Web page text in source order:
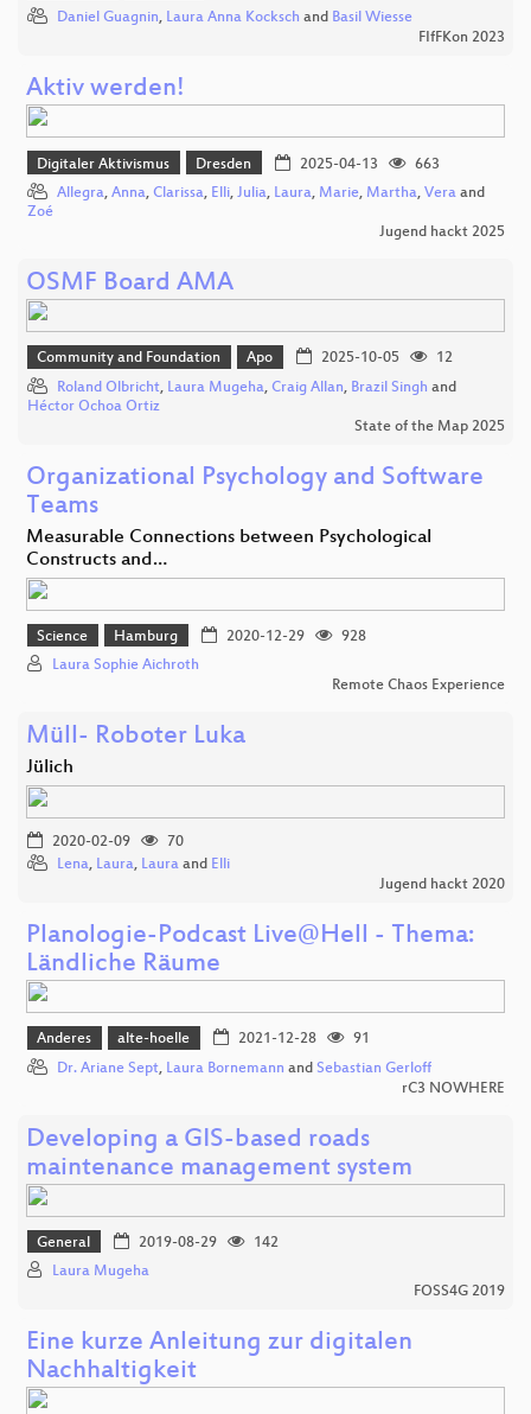
Daniel Guagnin, Laura Anna Kocksch and Basil Wiesse
FIfFKon 2023
Aktiv werden!
Digitaler Aktivismus Dresden 2025-04-13
663
Allegra, Anna, Clarissa, Elli, Julia, Laura, Marie, Martha, Vera and
Zoé
Jugend hackt 2025
OSMF Board AMA
Community and Foundation Apo 2025-10-05
12
Roland Olbricht, Laura Mugeha, Craig Allan, Brazil Singh and
Héctor Ochoa Ortiz
State of the Map 2025
Organizational Psychology and Software
Teams
Measurable Connections between Psychological
Constructs and…
Science Hamburg 2020-12-29
928
Laura Sophie Aichroth
Remote Chaos Experience
Müll- Roboter Luka
Jülich
2020-02-09
70
Lena, Laura, Laura and Elli
Jugend hackt 2020
Planologie-Podcast Live@Hell - Thema:
Ländliche Räume
Anderes alte-hoelle 2021-12-28
91
Dr. Ariane Sept, Laura Bornemann and Sebastian Gerloff
rC3 NOWHERE
Developing a GIS-based roads
maintenance management system
General 2019-08-29
142
Laura Mugeha
FOSS4G 2019
Eine kurze Anleitung zur digitalen
Nachhaltigkeit